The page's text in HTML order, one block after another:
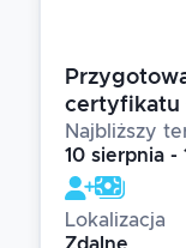
certyfikatu
Najbliższy
10 sierpnia -
Lokalizacja